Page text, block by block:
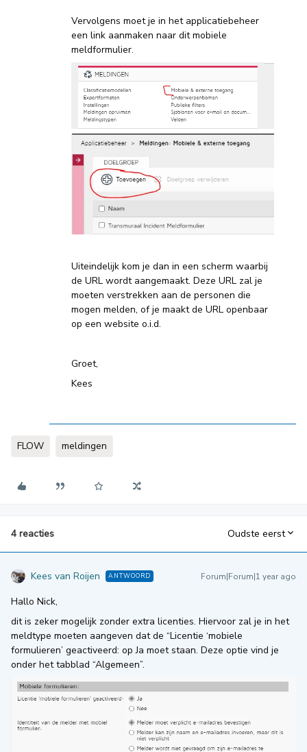
Vervolgens moet je in het applicatiebeheer
een link aanmaken naar dit mobiele
meldformulier.
Uiteindelijk kom je dan in een scherm waarbij
de URL wordt aangemaakt. Deze URL zal je
moeten verstrekken aan de personen die
mogen melden, of je maakt de URL openbaar
op een website o.i.d.
Groet,
Kees
FLOW meldingen
4 reacties Oudste eerst
Kees van Roijen ANTWOORD Forum|Forum|1 year ago
Hallo Nick,
dit is zeker mogelijk zonder extra licenties. Hiervoor zal je in het
meldtype moeten aangeven dat de “Licentie ‘mobiele
formulieren’ geactiveerd: op Ja moet staan. Deze optie vind je
onder het tabblad “Algemeen”.